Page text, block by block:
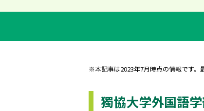
※本記事は2023年7月時点の情報です。
獨協大学外国語